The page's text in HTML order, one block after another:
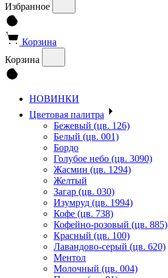
Избранное
Корзина
Корзина
НОВИНКИ
Цветовая палитра
Бежевый (цв. 126)
Белый (цв. 001)
Бордо
Голубое небо (цв. 3090)
Жасмин (цв. 1294)
Желтый
Загар (цв. 030)
Изумруд (цв. 1994)
Кофе (цв. 738)
Кофейно-розовый (цв. 885)
Красный (цв. 100)
Лавандово-серый (цв. 620)
Ментол
Молочный (цв. 004)